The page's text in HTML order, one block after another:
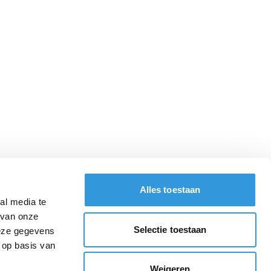
media te
onze
gegevens
basis van
Alles toestaan
Selectie toestaan
Weigeren